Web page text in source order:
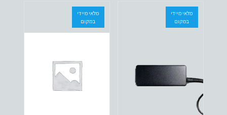
מלאי מיידי
במקום
מלאי מיידי
במקום